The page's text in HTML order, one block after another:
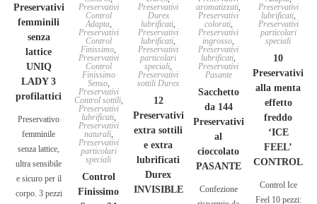
Preservativi
femminili
senza
lattice
UNIQ
LADY 3
profilattici
Preservativo
femminile
senza lattice,
ultra sensibile
e sicuro per il
corpo. 3 pezzi
Preservativi
Control
Adapta,
Preservativi
Control
Finissimo,
Preservativi
Control
Finissimo
Senso,
Preservativi
Control sottili,
Preservativi
lubrificati,
Preservativi
naturali,
Preservativi
particolari
speciali
Control
Finissimo
Preservativi
Durex
lubrificati,
Preservativi
lubrificati,
Preservativi
particolari
speciali,
Preservativi
sottili Durex
12
Preservativi
extra sottili
e extra
lubrificati
Durex
INVISIBLE
aromatizzati,
Preservativi
colorati,
Preservativi
ingrosso,
Preservativi
lubrificati,
Preservativi
Pasante
Sacchetto
da 144
Preservativi
al
cioccolato
PASANTE
Confezione
Preservativi
lubrificati,
Preservativi
particolari
speciali
10
Preservativi
alla menta
effetto
freddo
‘ICE
FEEL’
CONTROL
Control Ice
Feel 10 pezzi: